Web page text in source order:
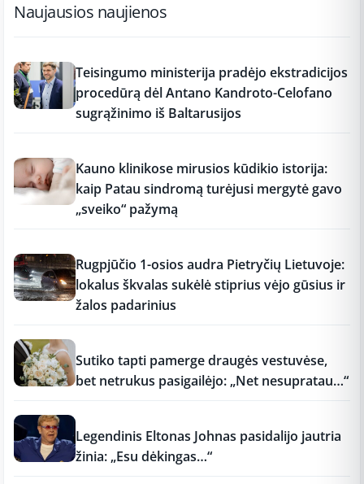
Naujausios naujienos
Teisingumo ministerija pradėjo ekstradicijos
procedūrą dėl Antano Kandroto-Celofano
sugrąžinimo iš Baltarusijos
Kauno klinikose mirusios kūdikio istorija:
kaip Patau sindromą turėjusi mergytė gavo
„sveiko“ pažymą
Rugpjūčio 1-osios audra Pietryčių Lietuvoje:
lokalus škvalas sukėlė stiprius vėjo gūsius ir
žalos padarinius
Sutiko tapti pamerge draugės vestuvėse,
bet netrukus pasigailėjo: „Net nesupratau…“
Legendinis Eltonas Johnas pasidalijo jautria
žinia: „Esu dėkingas…“